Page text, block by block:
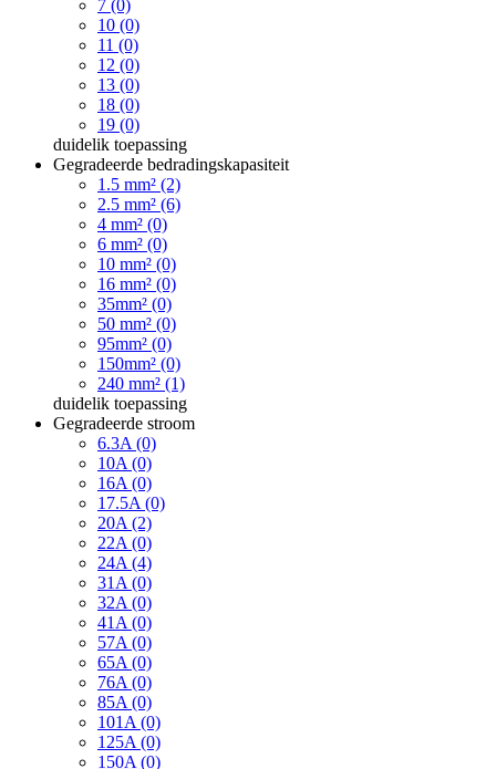
7 (0)
10 (0)
11 (0)
12 (0)
13 (0)
18 (0)
19 (0)
duidelik toepassing
Gegradeerde bedradingskapasiteit
1.5 mm² (2)
2.5 mm² (6)
4 mm² (0)
6 mm² (0)
10 mm² (0)
16 mm² (0)
35mm² (0)
50 mm² (0)
95mm² (0)
150mm² (0)
240 mm² (1)
duidelik toepassing
Gegradeerde stroom
6.3A (0)
10A (0)
16A (0)
17.5A (0)
20A (2)
22A (0)
24A (4)
31A (0)
32A (0)
41A (0)
57A (0)
65A (0)
76A (0)
85A (0)
101A (0)
125A (0)
150A (0)